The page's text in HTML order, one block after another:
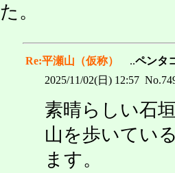
た。
Re:平瀬山（仮称） ..ペンタ
2025/11/02(日) 12:57
素晴らしい石
山を歩いてい
ます。